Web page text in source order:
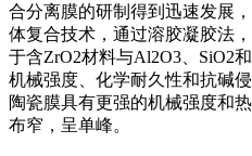
合分离膜的研制得到迅速发展
体复合技术，通过溶胶凝胶法
于含ZrO2材料与Al2O3、SiO2
机械强度、化学耐久性和抗碱
陶瓷膜具有更强的机械强度和
布窄，呈单峰。